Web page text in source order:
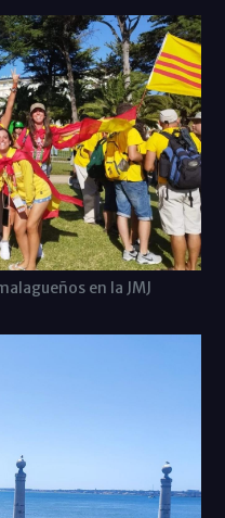
en la JMJ